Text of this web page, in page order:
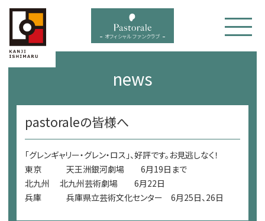
menu オフィシャル ファンクラブ
news
pastoraleの皆様へ
「グレンギャリー・グレン・ロス」、好評です。お見逃しなく！
東京 天王洲銀河劇場 6月19日まで
北九州 北九州芸術劇場 6月22日
兵庫 兵庫県立芸術文化センター 6月25日、26日